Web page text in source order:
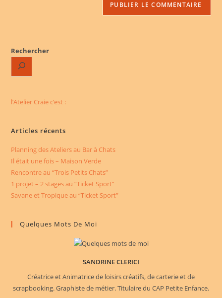
Rechercher
l’Atelier Craie c’est :
Articles récents
Planning des Ateliers au Bar à Chats
Il était une fois – Maison Verde
Rencontre au “Trois Petits Chats”
1 projet – 2 stages au “Ticket Sport”
Savane et Tropique au “Ticket Sport”
Quelques Mots De Moi
SANDRINE CLERICI
Créatrice et Animatrice de loisirs créatifs, de carterie et de
scrapbooking. Graphiste de métier. Titulaire du CAP Petite Enfance.